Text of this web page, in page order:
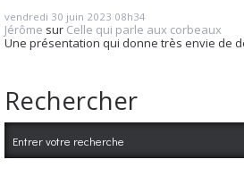
vendredi 30 juin 2023 08h34
Jérôme sur Celle qui parle aux corbeaux
Une présentation qui donne très envie de
Rechercher